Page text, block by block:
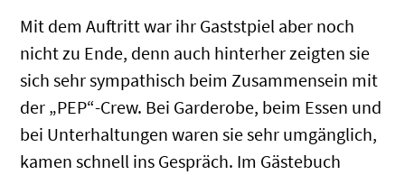
Mit dem Auftritt war ihr Gaststpiel aber noch
nicht zu Ende, denn auch hinterher zeigten sie
sich sehr sympathisch beim Zusammensein mit
der „PEP“-Crew. Bei Garderobe, beim Essen und
bei Unterhaltungen waren sie sehr umgänglich,
kamen schnell ins Gespräch. Im Gästebuch